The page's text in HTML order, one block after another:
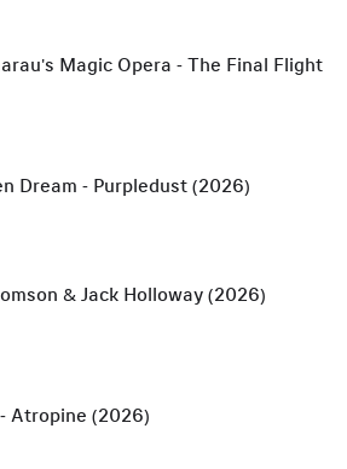
Magic Opera - The Final Flight
Dream - Purpledust (2026)
Anna Thomson & Jack Holloway (2026)
Atropine (2026)